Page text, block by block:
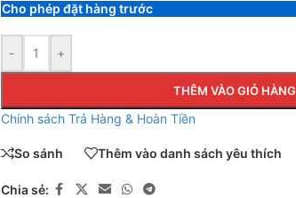
Cho phép đặt hàng trước
- +
THÊM VÀO GIỎ HÀNG
Chính sách Trả Hàng & Hoàn Tiền
So sánh Thêm vào danh sách yêu thích
Chia sẻ: